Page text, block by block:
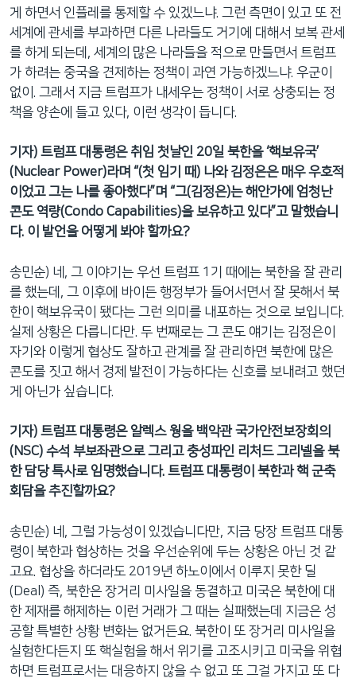
게 하면서 인플레를 통제할 수 있겠느냐. 그런 측면이 있고 또 전
세계에 관세를 부과하면 다른 나라들도 거기에 대해서 보복 관세
를 하게 되는데, 세계의 많은 나라들을 적으로 만들면서 트럼프
가 하려는 중국을 견제하는 정책이 과연 가능하겠느냐. 우군이
없이. 그래서 지금 트럼프가 내세우는 정책이 서로 상충되는 정
책을 양손에 들고 있다, 이런 생각이 듭니다.
기자) 트럼프 대통령은 취임 첫날인 20일 북한을 ‘핵보유국’
(Nuclear Power)라며 “(첫 임기 때) 나와 김정은은 매우 우호적
이었고 그는 나를 좋아했다”며 “그(김정은)는 해안가에 엄청난
콘도 역량(Condo Capabilities)을 보유하고 있다”고 말했습니
다. 이 발언을 어떻게 봐야 할까요?
송민순) 네, 그 이야기는 우선 트럼프 1기 때에는 북한을 잘 관리
를 했는데, 그 이후에 바이든 행정부가 들어서면서 잘 못해서 북
한이 핵보유국이 됐다는 그런 의미를 내포하는 것으로 보입니다.
실제 상황은 다릅니다만. 두 번째로는 그 콘도 얘기는 김정은이
자기와 이렇게 협상도 잘하고 관계를 잘 관리하면 북한에 많은
콘도를 짓고 해서 경제 발전이 가능하다는 신호를 보내려고 했던
게 아닌가 싶습니다.
기자) 트럼프 대통령은 알렉스 웡을 백악관 국가안전보장회의
(NSC) 수석 부보좌관으로 그리고 충성파인 리처드 그리넬을 북
한 담당 특사로 임명했습니다. 트럼프 대통령이 북한과 핵 군축
회담을 추진할까요?
송민순) 네, 그럴 가능성이 있겠습니다만, 지금 당장 트럼프 대통
령이 북한과 협상하는 것을 우선순위에 두는 상황은 아닌 것 같
고요. 협상을 하더라도 2019년 하노이에서 이루지 못한 딜
(Deal) 즉, 북한은 장거리 미사일을 동결하고 미국은 북한에 대
한 제재를 해제하는 이런 거래가 그 때는 실패했는데 지금은 성
공할 특별한 상황 변화는 없거든요. 북한이 또 장거리 미사일을
실험한다든지 또 핵실험을 해서 위기를 고조시키고 미국을 위협
하면 트럼프로서는 대응하지 않을 수 없고 또 그걸 가지고 또 다